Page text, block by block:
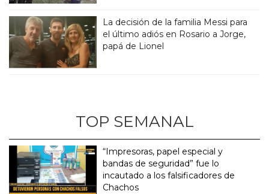
La decisión de la familia Messi para
el último adiós en Rosario a Jorge,
papá de Lionel
TOP SEMANAL
“Impresoras, papel especial y
bandas de seguridad” fue lo
incautado a los falsificadores de
Chachos